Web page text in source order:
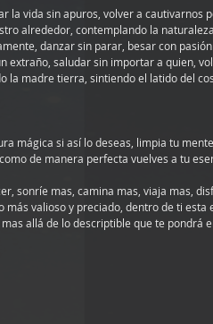
la vida sin apuros, volver a cautivarnos
alrededor, contemplando la
danzar sin parar, besar con
extraño, saludar sin importar a quien,
la madre tierra, sintiendo el latido del
mágica si así lo deseas, limpia tu
de manera perfecta vuelves a tu
sonríe mas, camina mas, viaja mas,
más valioso y preciado, dentro de ti esta
allá de lo descriptible que te pondrá